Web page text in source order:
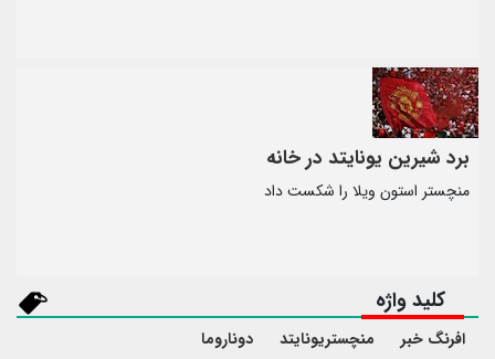
برد شیرین یونایتد در خانه
منچستر استون ویلا را شکست داد
کلید واژه
افرنگ خبر منچستریونایتد دوناروما